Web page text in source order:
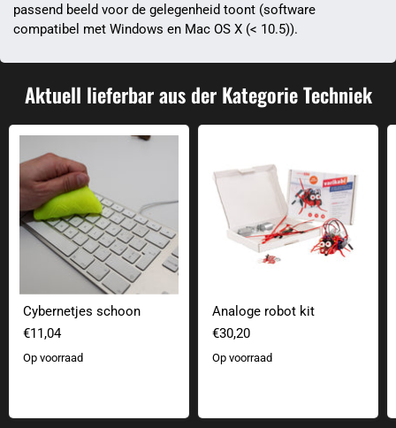
passend beeld voor de gelegenheid toont (software
compatibel met Windows en Mac OS X (< 10.5)).
Aktuell lieferbar aus der Kategorie Techniek
Cybernetjes schoon
€11,04
Op voorraad
Analoge robot kit
€30,20
Op voorraad